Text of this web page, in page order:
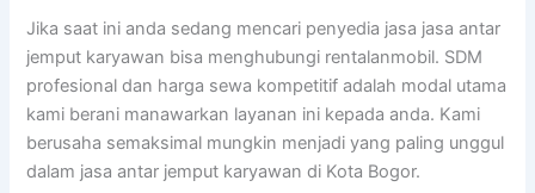
Jika saat ini anda sedang mencari penyedia jasa jasa antar
jemput karyawan bisa menghubungi rentalanmobil. SDM
profesional dan harga sewa kompetitif adalah modal utama
kami berani manawarkan layanan ini kepada anda. Kami
berusaha semaksimal mungkin menjadi yang paling unggul
dalam jasa antar jemput karyawan di Kota Bogor.